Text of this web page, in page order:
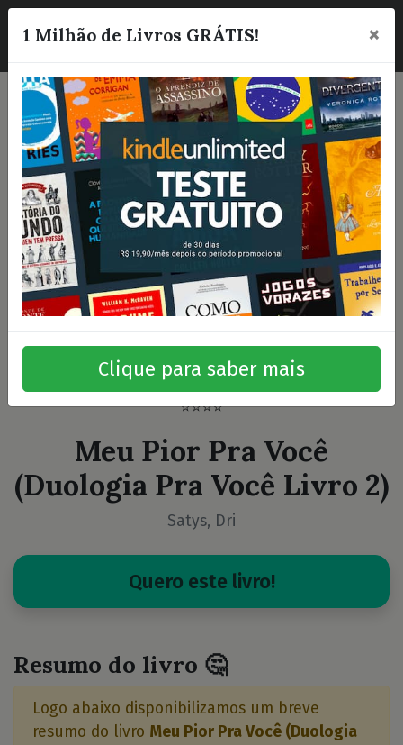
☰
⭐⭐⭐⭐
Meu Pior Pra Você
(Duologia Pra Você Livro 2)
Satys, Dri
Quero este livro!
Resumo do livro 🤔
Logo abaixo disponibilizamos um breve
resumo do livro Meu Pior Pra Você (Duologia
1 Milhão de Livros GRÁTIS! ×
Clique para saber mais